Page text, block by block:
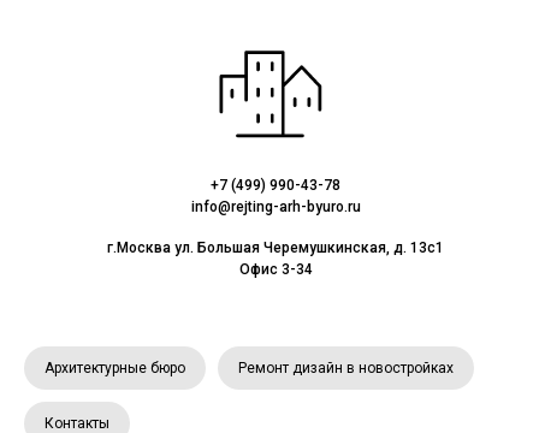
+7 (499) 990-43-78
info@rejting-arh-byuro.ru
г.Москва ул. Большая Черемушкинская, д. 13с1
Офис 3-34
Архитектурные бюро Ремонт дизайн в новостройках
Контакты